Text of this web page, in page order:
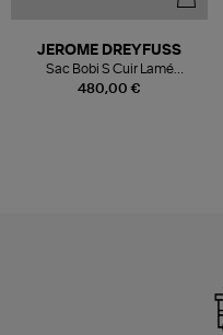
480,00 €
JEROME DREYFUSS
Sac Bobi S Cuir Lamé
Champagne